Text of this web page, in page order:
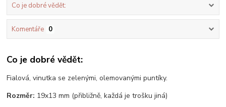
Co je dobré vědět:
Komentáře 0
Co je dobré vědět:
Fialová, vinutka se zelenými, olemovanými puntíky.
Rozměr: 19x13 mm (přibližně, každá je trošku jiná)